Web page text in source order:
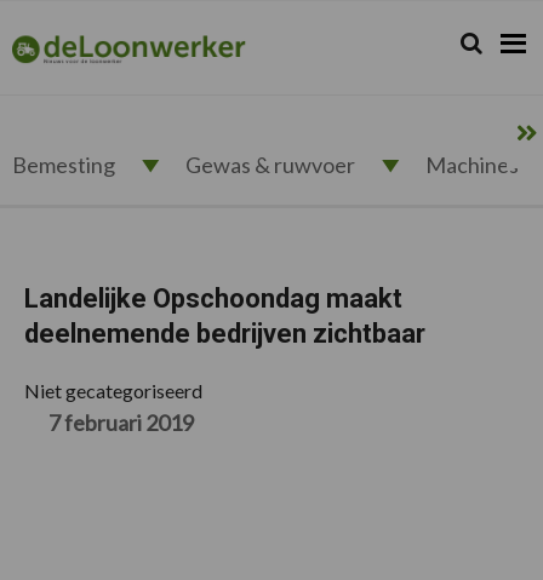
de
hoofdnavigatie
de
hoofd
de
eerste
de
voettekst
deloonwerker.nl Zoeken...
Zoek
Bemesting Gewas & ruwvoer Machines
Landelijke Opschoondag maakt
deelnemende bedrijven zichtbaar
Niet gecategoriseerd
7 februari 2019